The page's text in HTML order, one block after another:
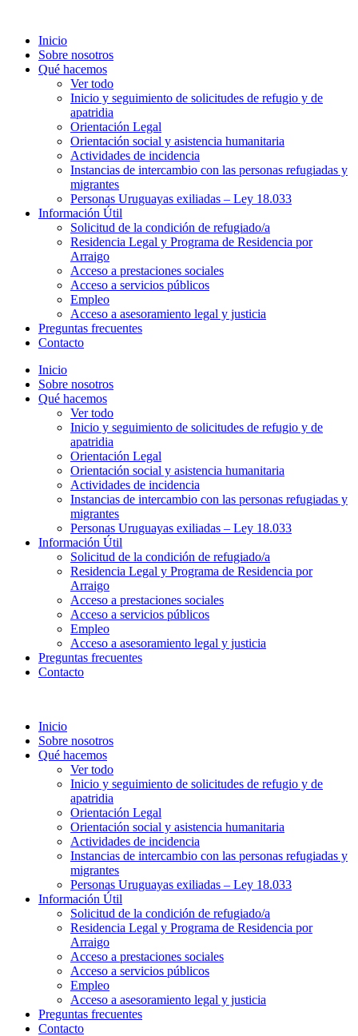
Inicio
Sobre nosotros
Qué hacemos
Ver todo
Inicio y seguimiento de solicitudes de refugio y de
apatridia
Orientación Legal
Orientación social y asistencia humanitaria
Actividades de incidencia
Instancias de intercambio con las personas refugiadas y
migrantes​
Personas Uruguayas exiliadas – Ley 18.033
Información Útil
Solicitud de la condición de refugiado/a
Residencia Legal y Programa de Residencia por
Arraigo
Acceso a prestaciones sociales
Acceso a servicios públicos
Empleo
Acceso a asesoramiento legal y justicia
Preguntas frecuentes
Contacto
Inicio
Sobre nosotros
Qué hacemos
Ver todo
Inicio y seguimiento de solicitudes de refugio y de
apatridia
Orientación Legal
Orientación social y asistencia humanitaria
Actividades de incidencia
Instancias de intercambio con las personas refugiadas y
migrantes​
Personas Uruguayas exiliadas – Ley 18.033
Información Útil
Solicitud de la condición de refugiado/a
Residencia Legal y Programa de Residencia por
Arraigo
Acceso a prestaciones sociales
Acceso a servicios públicos
Empleo
Acceso a asesoramiento legal y justicia
Preguntas frecuentes
Contacto
Inicio
Sobre nosotros
Qué hacemos
Ver todo
Inicio y seguimiento de solicitudes de refugio y de
apatridia
Orientación Legal
Orientación social y asistencia humanitaria
Actividades de incidencia
Instancias de intercambio con las personas refugiadas y
migrantes​
Personas Uruguayas exiliadas – Ley 18.033
Información Útil
Solicitud de la condición de refugiado/a
Residencia Legal y Programa de Residencia por
Arraigo
Acceso a prestaciones sociales
Acceso a servicios públicos
Empleo
Acceso a asesoramiento legal y justicia
Preguntas frecuentes
Contacto